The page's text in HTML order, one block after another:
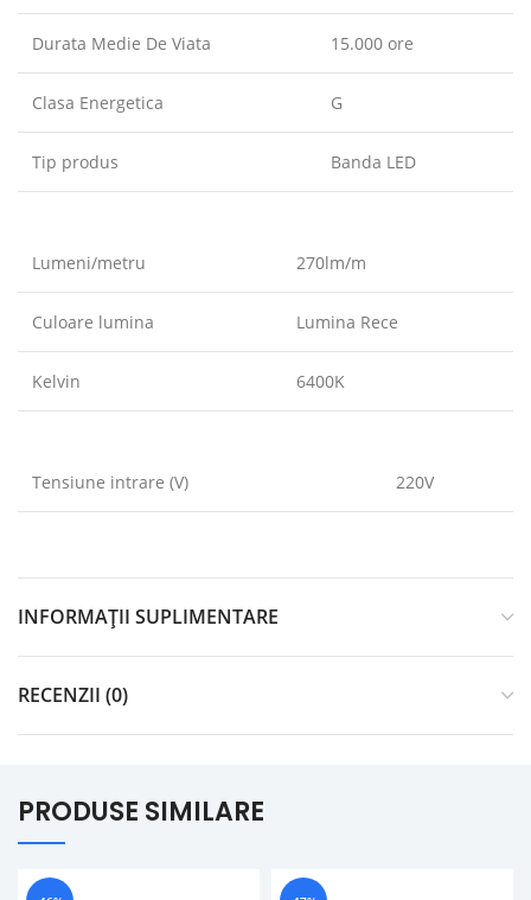
Durata Medie De Viata 15.000 ore
Clasa Energetica G
Tip produs Banda LED
Lumeni/metru 270lm/m
Culoare lumina Lumina Rece
Kelvin 6400K
Tensiune intrare (V) 220V
INFORMAȚII SUPLIMENTARE
RECENZII (0)
PRODUSE SIMILARE